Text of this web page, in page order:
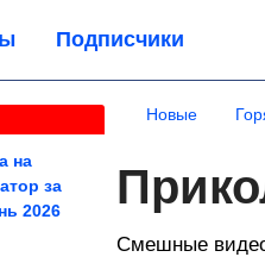
Подписчики
на
за
2026
Новые
Смешные